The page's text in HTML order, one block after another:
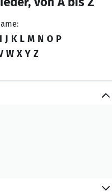
I J K L M N O P
W X Y Z